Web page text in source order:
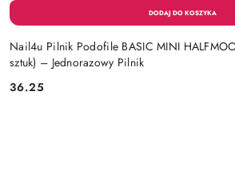
Nail4u Pilnik Podofile BASIC MINI
sztuk) – Jednorazowy Pilnik
Cena:
36.25